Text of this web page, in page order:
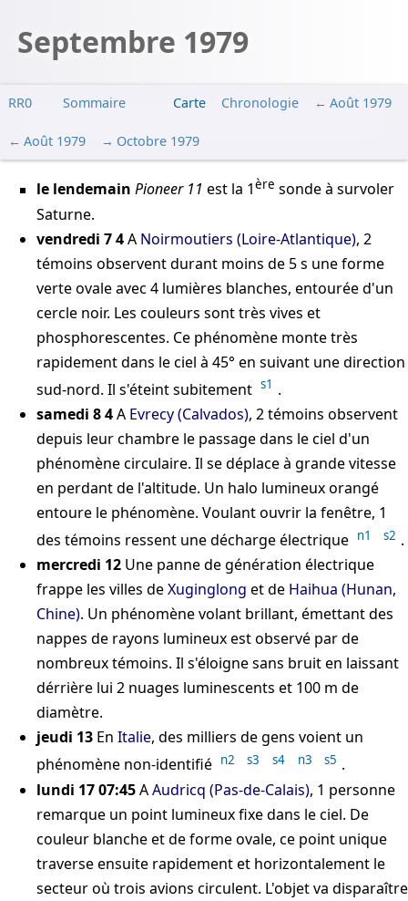
Septembre 1979
RR0 Sommaire Carte Chronologie Août 1979
Août 1979 Octobre 1979
le lendemain Pioneer 11 est la 1ère sonde à survoler
Saturne.
vendredi 74A Noirmoutiers (Loire-Atlantique), 2
témoins observent durant moins de 5 s une forme
verte ovale avec 4 lumières blanches, entourée d'un
cercle noir. Les couleurs sont très vives et
phosphorescentes. Ce phénomène monte très
rapidement dans le ciel à 45° en suivant une direction
sud-nord. Il s'éteint subitement s1 .
samedi 84A Evrecy (Calvados), 2 témoins observent
depuis leur chambre le passage dans le ciel d'un
phénomène circulaire. Il se déplace à grande vitesse
en perdant de l'altitude. Un halo lumineux orangé
entoure le phénomène. Voulant ouvrir la fenêtre, 1
des témoins ressent une décharge électrique n1 s2 .
mercredi 12 Une panne de génération électrique
frappe les villes deXuginglong et de Haihua (Hunan,
Chine). Un phénomène volant brillant, émettant des
nappes de rayons lumineux est observé par de
nombreux témoins. Il s'éloigne sans bruit en laissant
dérrière lui 2 nuages luminescents et 100 m de
diamètre.
jeudi 13 En Italie, des milliers de gens voient un
phénomène non-identifié n2 s3 s4 n3 s5 .
lundi 17 07:45AAudricq (Pas-de-Calais), 1 personne
remarque un point lumineux fixe dans le ciel. De
couleur blanche et de forme ovale, ce point unique
traverse ensuite rapidement et horizontalement le
secteur où trois avions circulent. L'objet va disparaître